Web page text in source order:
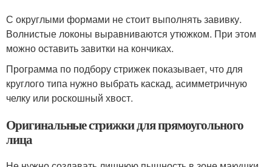
С округлыми формами не стоит выполнять завивку.
Волнистые локоны выравниваются утюжком. При этом
можно оставить завитки на кончиках.
Программа по подбору стрижек показывает, что для
круглого типа нужно выбрать каскад, асимметричную
челку или роскошный хвост.
Оригинальные стрижки для прямоугольного
лица